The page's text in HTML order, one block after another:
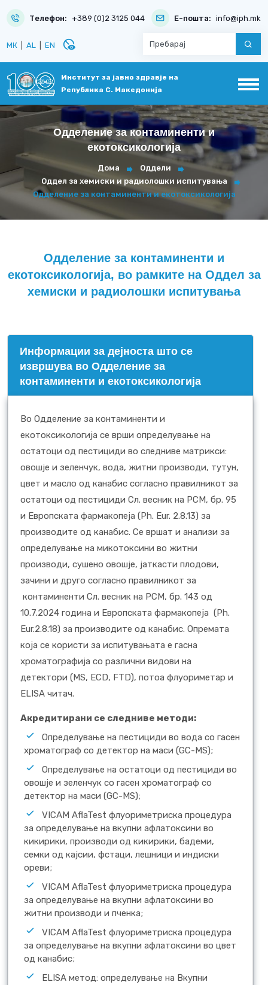
Телефон: +389 (0)2 3125 044 Е-пошта: info@iph.mk
МК AL EN disabled_visible
Институт за јавно здравје на
Република С. Македонија
Одделение за контаминенти и
екотоксикологија
Дома
Оддели
Оддел за хемиски и радиолошки испитувања
Одделение за контаминенти и екотоксикологија
Одделение за контаминенти и
екотоксикологија, во рамките на Оддел за
хемиски и радиолошки испитувања
Информации за дејноста што се
извршува во Одделение за
контаминенти и екотоксикологија
Во Одделение за контаминенти и
екотоксикологија се врши определување на
остатоци од пестициди во следниве матрикси:
овошје и зеленчук, вода, житни производи, тутун,
цвет и масло од канабис согласно правилникот за
остатоци од пестициди Сл. весник на РСМ, бр. 95
и Eвропската фармакопеjа (Ph. Eur. 2.8.13) за
производите од канабис. Се вршат и анализи за
определување на микотоксини во житни
производи, сушено овошје, јаткасти плодови,
зачини и друго согласно правилникот за
контаминенти Сл. весник на РСМ, бр. 143 од
10.7.2024 година и Eвропската фармакопеjа (Ph.
Eur.2.8.18) за производите од канабис. Опремата
која се користи за испитувањата е гасна
хроматографија со различни видови на
детектори (MS, ECD, FTD), потоа флуориметар и
ELISA читач.
Акредитирани се следниве методи:
Oпределување на пестициди во вода со гасен
хроматограф со детектор на маси (GC-MS);
Oпределување на остатоци од пестициди во
овошје и зеленчук со гасен хроматограф со
детектор на маси (GC-MS);
VICAM AflaTest флуориметриска процедура
за определување на вкупни афлатоксини во
кикирики, производи од кикирики, бадеми,
семки од кајсии, фстаци, лешници и индиски
ореви;
VICAM AflaTest флуориметриска процедура
за определување на вкупни афлатоксини во
житни производи и пченка;
VICAM AflaTest флуориметриска процедура
за определување на вкупни афлатоксини во цвет
од канабис;
ELISA метод: определување на Вкупни